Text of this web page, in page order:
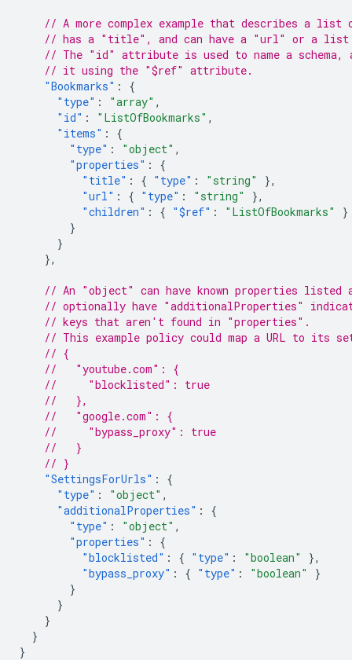
// A more complex example that describes a list
// has a "title", and can have a "url" or a list
// The "id" attribute is used to name a schema,
// it using the "$ref" attribute.
"Bookmarks" :
{
"type" : "array" ,
"id" : "ListOfBookmarks" ,
"items" :
{
"type" : "object" ,
"properties" :
{
"title" : { "type" : "string"
},
"url" : { "type" : "string"
},
"children" : { "$ref" : "ListOfBookmarks"
}
}
}
},
// An "object" can have known properties listed
// optionally have "additionalProperties"
// keys that aren't found in "properties".
// This example policy could map a URL to its
// {
//   "youtube.com": {
//     "blocklisted": true
//   },
//   "google.com": {
//     "bypass_proxy": true
//   }
// }
"SettingsForUrls" :
{
"type" : "object" ,
"additionalProperties" :
{
"type" : "object" ,
"properties" :
{
"blocklisted" : { "type" : "boolean"
},
"bypass_proxy" : { "type" : "boolean"
}
}
}
}
}
}